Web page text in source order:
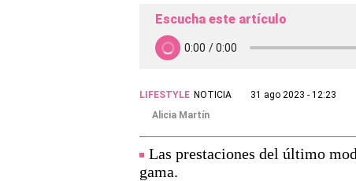
Escucha este artículo
LIFESTYLE NOTICIA
31 ago 2023 - 12:23
Alicia Martín
Las prestaciones del último
gama.